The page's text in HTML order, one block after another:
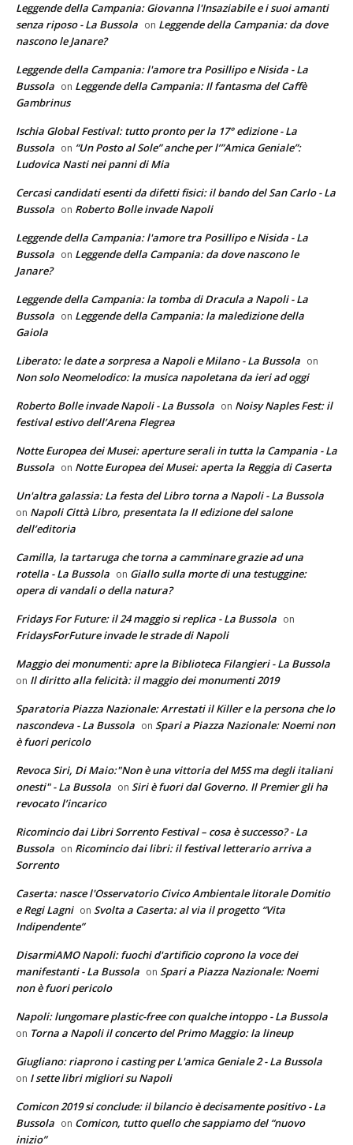
Leggende della Campania: Giovanna l'Insaziabile e i suoi amanti
senza riposo - La Bussola on Leggende della Campania: da dove
nascono le Janare?
Leggende della Campania: l'amore tra Posillipo e Nisida - La
Bussola on Leggende della Campania: Il fantasma del Caffè
Gambrinus
Ischia Global Festival: tutto pronto per la 17° edizione - La
Bussola on “Un Posto al Sole” anche per l’”Amica Geniale”:
Ludovica Nasti nei panni di Mia
Cercasi candidati esenti da difetti fisici: il bando del San Carlo - La
Bussola on Roberto Bolle invade Napoli
Leggende della Campania: l'amore tra Posillipo e Nisida - La
Bussola on Leggende della Campania: da dove nascono le
Janare?
Leggende della Campania: la tomba di Dracula a Napoli - La
Bussola on Leggende della Campania: la maledizione della
Gaiola
Liberato: le date a sorpresa a Napoli e Milano - La Bussola on
Non solo Neomelodico: la musica napoletana da ieri ad oggi
Roberto Bolle invade Napoli - La Bussola on Noisy Naples Fest: il
festival estivo dell’Arena Flegrea
Notte Europea dei Musei: aperture serali in tutta la Campania - La
Bussola on Notte Europea dei Musei: aperta la Reggia di Caserta
Un'altra galassia: La festa del Libro torna a Napoli - La Bussola
on Napoli Città Libro, presentata la II edizione del salone
dell’editoria
Camilla, la tartaruga che torna a camminare grazie ad una
rotella - La Bussola on Giallo sulla morte di una testuggine:
opera di vandali o della natura?
Fridays For Future: il 24 maggio si replica - La Bussola on
FridaysForFuture invade le strade di Napoli
Maggio dei monumenti: apre la Biblioteca Filangieri - La Bussola
on Il diritto alla felicità: il maggio dei monumenti 2019
Sparatoria Piazza Nazionale: Arrestati il Killer e la persona che lo
nascondeva - La Bussola on Spari a Piazza Nazionale: Noemi non
è fuori pericolo
Revoca Siri, Di Maio:"Non è una vittoria del M5S ma degli italiani
onesti" - La Bussola on Siri è fuori dal Governo. Il Premier gli ha
revocato l’incarico
Ricomincio dai Libri Sorrento Festival – cosa è successo? - La
Bussola on Ricomincio dai libri: il festival letterario arriva a
Sorrento
Caserta: nasce l'Osservatorio Civico Ambientale litorale Domitio
e Regi Lagni on Svolta a Caserta: al via il progetto “Vita
Indipendente”
DisarmiAMO Napoli: fuochi d'artificio coprono la voce dei
manifestanti - La Bussola on Spari a Piazza Nazionale: Noemi
non è fuori pericolo
Napoli: lungomare plastic-free con qualche intoppo - La Bussola
on Torna a Napoli il concerto del Primo Maggio: la lineup
Giugliano: riaprono i casting per L'amica Geniale 2 - La Bussola
on I sette libri migliori su Napoli
Comicon 2019 si conclude: il bilancio è decisamente positivo - La
Bussola on Comicon, tutto quello che sappiamo del “nuovo
inizio”